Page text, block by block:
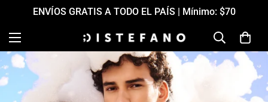
ENVÍOS GRATIS A TODO EL PAÍS | Mínimo: $70